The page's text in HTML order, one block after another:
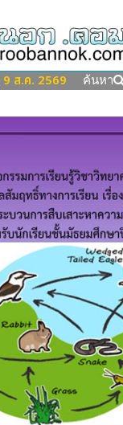
9 ส.ค. 2569 ค้นหา